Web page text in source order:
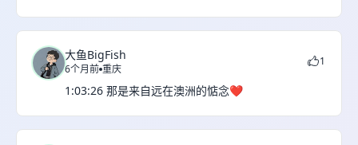
大鱼BigFish
6个月前 重庆
1
1:03:26 那是来自远在澳洲的惦念❤️